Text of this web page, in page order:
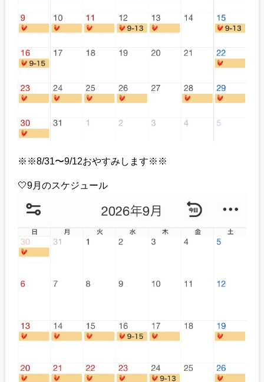
※※8/31〜9/12おやすみします※※
🤍9月のスケジュール